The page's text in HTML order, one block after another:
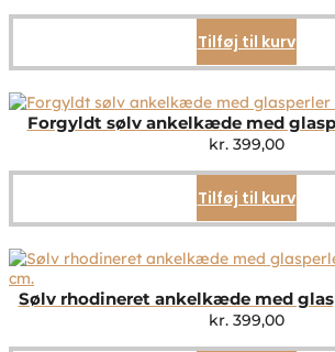
Tilføj til kurv
Forgyldt sølv ankelkæde med
kr.399,00
Tilføj til kurv
Sølv rhodineret ankelkæde med
kr.399,00